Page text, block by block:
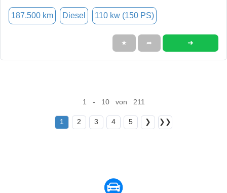
187.500 km Diesel 110 kw (150 PS)
★ ➦ ➜
1 - 10 von 211
1 2 3 4 5 ❯ ❯❯